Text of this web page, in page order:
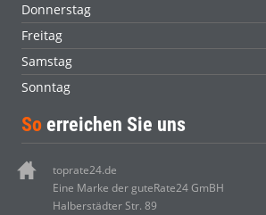
Donnerstag
Freitag
Samstag
Sonntag
So erreichen Sie uns
toprate24.de
Eine Marke der guteRate24 GmBH
Halberstädter Str. 89